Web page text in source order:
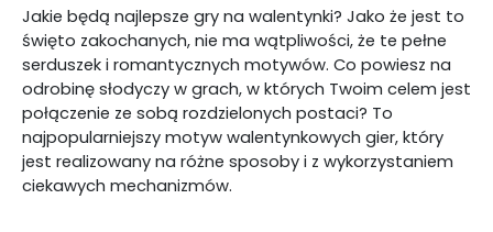
Jakie będą najlepsze gry na walentynki? Jako że jest to
święto zakochanych, nie ma wątpliwości, że te pełne
serduszek i romantycznych motywów. Co powiesz na
odrobinę słodyczy w grach, w których Twoim celem jest
połączenie ze sobą rozdzielonych postaci? To
najpopularniejszy motyw walentynkowych gier, który
jest realizowany na różne sposoby i z wykorzystaniem
ciekawych mechanizmów.